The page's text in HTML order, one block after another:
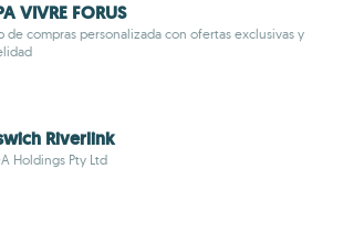
VIVRE FORUS
de compras personalizada con ofertas exclusivas y
Riverlink
Holdings Pty Ltd